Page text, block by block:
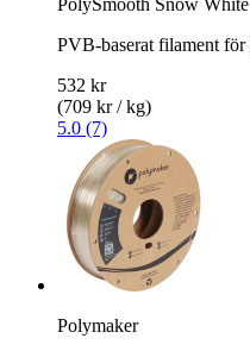
PVB-baserat filament för
532 kr
(709 kr / kg)
5.0 (7)
Polymaker